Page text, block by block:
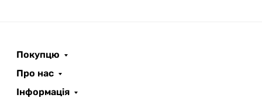
Покупцю
Про нас
Інформація